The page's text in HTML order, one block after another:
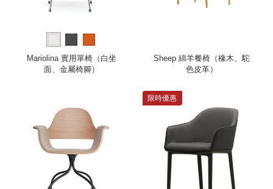
Mariolina 實用單椅（白坐
面、金屬椅腳）
Sheep 綿羊餐椅（橡木、駝
色皮革）
限時優惠